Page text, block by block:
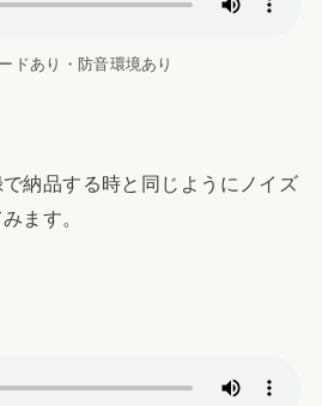
ドあり・防音環境あり
納品する時と同じようにノイズ
ます。